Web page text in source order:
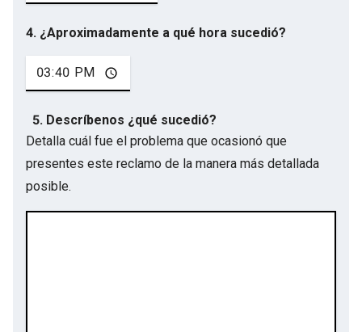
4. ¿Aproximadamente a qué hora sucedió?
5. Descríbenos ¿qué sucedió?
Detalla cuál fue el problema que ocasionó que
presentes este reclamo de la manera más detallada
posible.